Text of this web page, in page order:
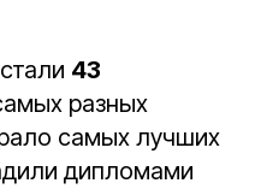
43
разных
самых лучших
дипломами